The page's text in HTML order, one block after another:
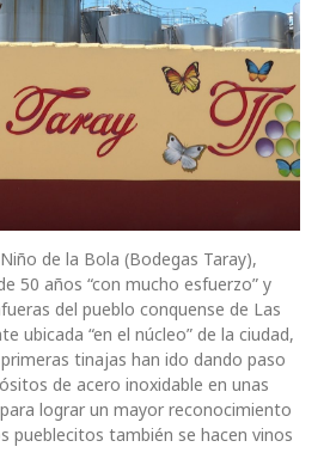
de la Bola (Bodegas Taray),
50 años “con mucho esfuerzo” y
del pueblo conquense de Las
ubicada “en el núcleo” de la ciudad,
tinajas han ido dando paso
de acero inoxidable en unas
lograr un mayor reconocimiento
pueblecitos también se hacen vinos